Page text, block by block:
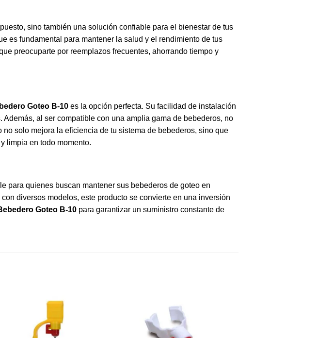
sino también una solución confiable para el bienestar de tus
es fundamental para mantener la salud y el rendimiento de tus
preocuparte por reemplazos frecuentes, ahorrando tiempo y
Goteo B-10 es la opción perfecta. Su facilidad de instalación
al ser compatible con una amplia gama de bebederos, no
solo mejora la eficiencia de tu sistema de bebederos, sino que
limpia en todo momento.
para quienes buscan mantener sus bebederos de goteo en
diversos modelos, este producto se convierte en una inversión
Goteo B-10 para garantizar un suministro constante de